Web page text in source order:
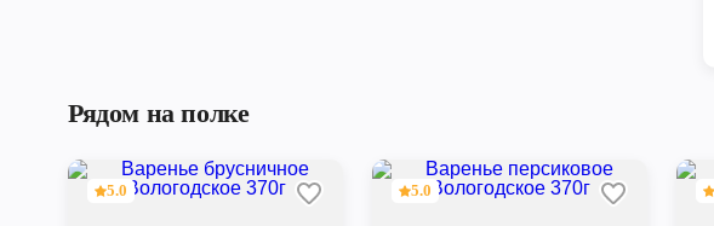
Рядом на полке
5.0 5.0